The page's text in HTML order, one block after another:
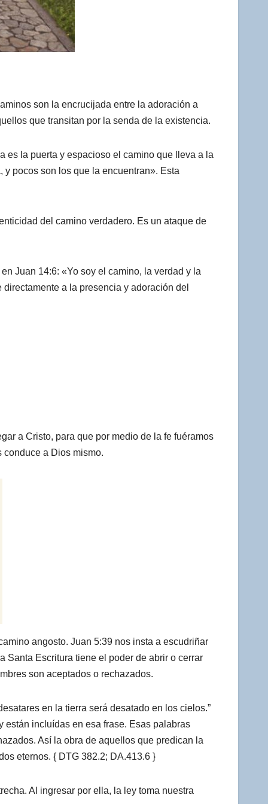
son la encrucijada entre la adoración a
que transitan por la senda de la existencia.
es la puerta y espacioso el camino que lleva a la
pocos son los que la encuentran». Esta
del camino verdadero. Es un ataque de
Juan 14:6: «Yo soy el camino, la verdad y la
a la presencia y adoración del
a Cristo, para que por medio de la fe fuéramos
a Dios mismo.
angosto. Juan 5:39 nos insta a escudriñar
Santa Escritura tiene el poder de abrir o cerrar
son aceptados o rechazados.
en la tierra será desatado en los cielos.”
están incluídas en esa frase. Esas palabras
Así la obra de aquellos que predican la
eternos. { DTG 382.2; DA.413.6 }
Al ingresar por ella, la ley toma nuestra